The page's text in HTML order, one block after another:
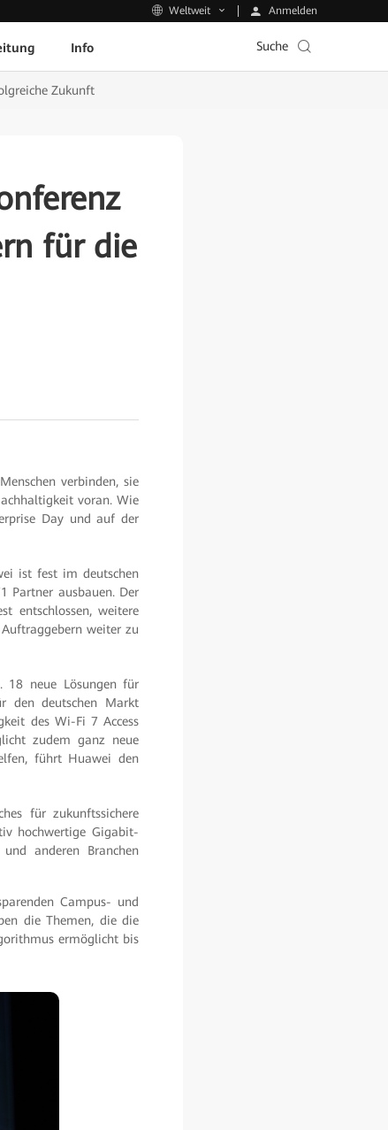
Weltweit Anmelden
Info Suche
Zukunft
für die
verbinden, sie
voran. Wie
Day und auf der
ist fest im deutschen
Partner ausbauen. Der
entschlossen, weitere
weiter zu
18 neue Lösungen für
den deutschen Markt
des Wi-Fi 7 Access
zudem ganz neue
führt Huawei den
für zukunftssichere
hochwertige Gigabit-
und anderen Branchen
Campus- und
die Themen, die die
ermöglicht bis